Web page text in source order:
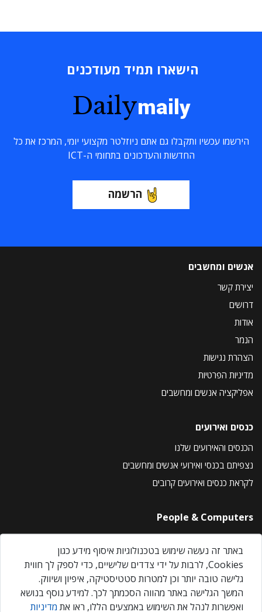
הישארו תמיד מעודכנים
Dailymaily
הירשמו עכשיו ותקבלו גם אתם ניוזלטר מקצועי יומי, המרכז את כל
החדשות והעדכונים בתחומי ה-ICT
הרשמה
אנשים ומחשבים
יצירת קשר
דרושים
אודות
הנמר
הצהרת נגישות
מדיניות הפרטיות
אפליקציה אנשים ומחשבים
כנסים ואירועים
הכנסים והאירועים שלנו
נצפיתם בכנסי ואירועי אנשים ומחשבים
לקראת כנסים ואירועים קרובים
People & Computers
About Us
Privacy Policy
Contact Us
Our Events
באתר זה נעשה שימוש בטכנולוגיות איסוף מידע כגון
Cookies, לרבות על ידי צדדים שלישיים, כדי לספק לך חווית
גלישה טובה יותר וכן למטרות סטטיסטיקה, איפיון ושיווק.
המשך הגלישה באתר מהווה הסכמתך לכך. למידע נוסף בנושא
ואפשרות לנהל את השימוש באמצעים הללו, ראו את מדיניות